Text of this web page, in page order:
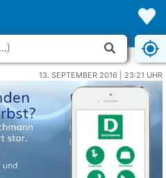
13. SEPTEMBER 2016 | 23:21 UHR